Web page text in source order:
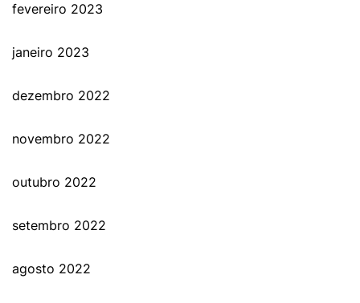
fevereiro 2023
janeiro 2023
dezembro 2022
novembro 2022
outubro 2022
setembro 2022
agosto 2022